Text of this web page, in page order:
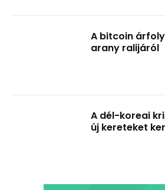
A bitcoin
arany ralijáról
A dél-koreai
új kereteket